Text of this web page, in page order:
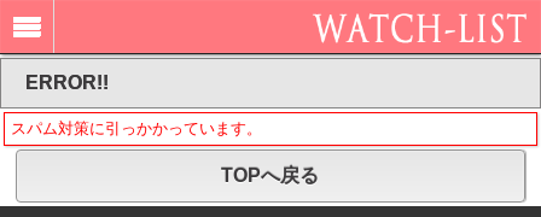
ERROR!!
スパム対策に引っかかっています。
TOPへ戻る